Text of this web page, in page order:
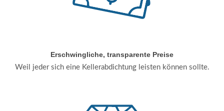
Erschwingliche, transparente Preise
Weil jeder sich eine Kellerabdichtung leisten können sollte.